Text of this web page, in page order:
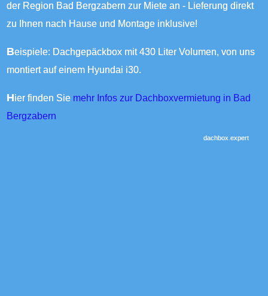
der Region Bad Bergzabern zur Miete an - Lieferung direkt
zu Ihnen nach Hause und Montage inklusive!
Beispiele: Dachgepäckbox mit 430 Liter Volumen, von uns
montiert auf einem Hyundai i30.
Hier finden Sie mehr Infos zur Dachboxvermietung in Bad
Bergzabern
dachbox.expert